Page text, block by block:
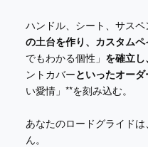
ハンドル、シート、サスペ
の土台を作り、カスタム
でもわかる個性」 を確立
ントカバーといったオー
い愛情」**を刻み込む。
あなたのロードグライド
ん。